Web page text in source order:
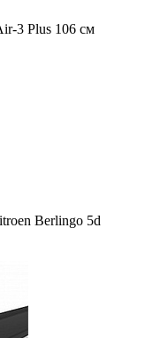
3 Plus 106 см
Berlingo 5d